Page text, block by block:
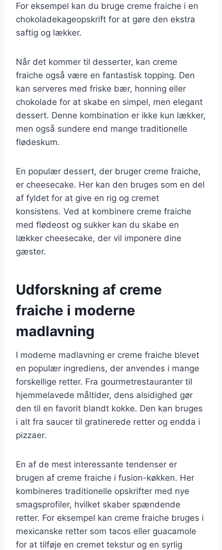
For eksempel kan du bruge creme fraiche i en
chokoladekageopskrift for at gøre den ekstra
saftig og lækker.
Når det kommer til desserter, kan creme
fraiche også være en fantastisk topping. Den
kan serveres med friske bær, honning eller
chokolade for at skabe en simpel, men elegant
dessert. Denne kombination er ikke kun lækker,
men også sundere end mange traditionelle
flødeskum.
En populær dessert, der bruger creme fraiche,
er cheesecake. Her kan den bruges som en del
af fyldet for at give en rig og cremet
konsistens. Ved at kombinere creme fraiche
med flødeost og sukker kan du skabe en
lækker cheesecake, der vil imponere dine
gæster.
Udforskning af creme
fraiche i moderne
madlavning
I moderne madlavning er creme fraiche blevet
en populær ingrediens, der anvendes i mange
forskellige retter. Fra gourmetrestauranter til
hjemmelavede måltider, dens alsidighed gør
den til en favorit blandt kokke. Den kan bruges
i alt fra saucer til gratinerede retter og endda i
pizzaer.
En af de mest interessante tendenser er
brugen af creme fraiche i fusion-køkken. Her
kombineres traditionelle opskrifter med nye
smagsprofiler, hvilket skaber spændende
retter. For eksempel kan creme fraiche bruges i
mexicanske retter som tacos eller guacamole
for at tilføje en cremet tekstur og en syrlig